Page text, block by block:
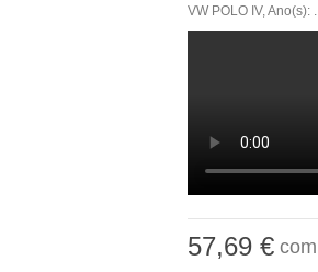
VW POLO IV, Ano(s):
57,69 €com